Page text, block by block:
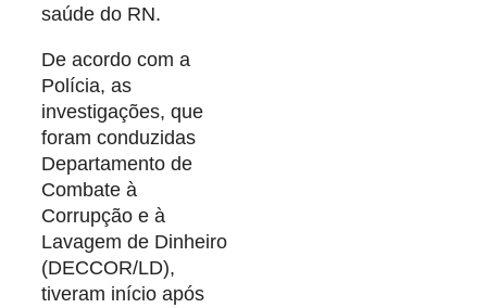
saúde do RN.
De acordo com a
Polícia, as
investigações, que
foram conduzidas
Departamento de
Combate à
Corrupção e à
Lavagem de Dinheiro
(DECCOR/LD),
tiveram início após